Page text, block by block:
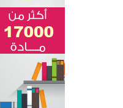
اختتام الدورة التاسعة